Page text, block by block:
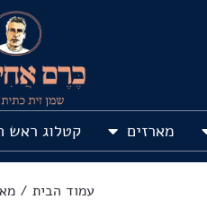
מארזים קטלוג ראש
עמוד הבית /